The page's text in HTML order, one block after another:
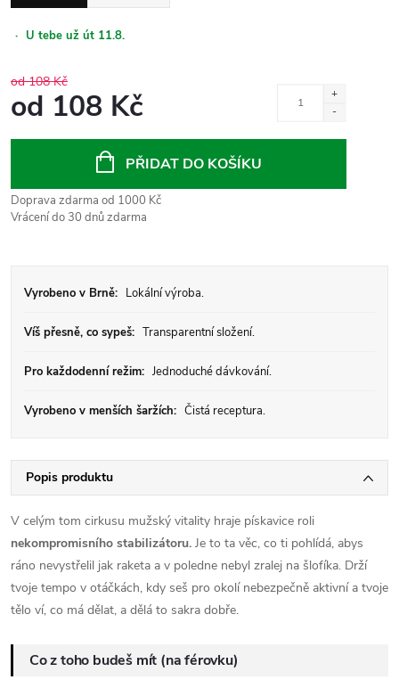
· U tebe už út 11.8.
od 108 Kč
od 108 Kč
PŘIDAT DO KOŠÍKU
Doprava zdarma od 1000 Kč
Vrácení do 30 dnů zdarma
Vyrobeno v Brně: Lokální výroba.
Víš přesně, co sypeš: Transparentní složení.
Pro každodenní režim: Jednoduché dávkování.
Vyrobeno v menších šaržích: Čistá receptura.
Popis produktu
V celým tom cirkusu mužský vitality hraje pískavice roli
nekompromisního stabilizátoru. Je to ta věc, co ti pohlídá, abys
ráno nevystřelil jak raketa a v poledne nebyl zralej na šlofíka. Drží
tvoje tempo v otáčkách, kdy seš pro okolí nebezpečně aktivní a tvoje
tělo ví, co má dělat, a dělá to sakra dobře.
Co z toho budeš mít (na férovku)